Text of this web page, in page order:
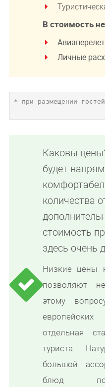
В стоимость
Авиаперелет
Личные
* при размещении
Каковы
будет
количества
стоимость
здесь очень
Низкие цены
позволяют
этому
отдельная
туриста.
большой
блюд